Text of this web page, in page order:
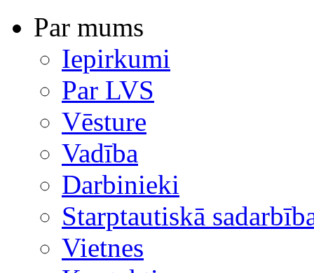
Par mums
Iepirkumi
Par LVS
Vēsture
Vadība
Darbinieki
Starptautiskā
Vietnes